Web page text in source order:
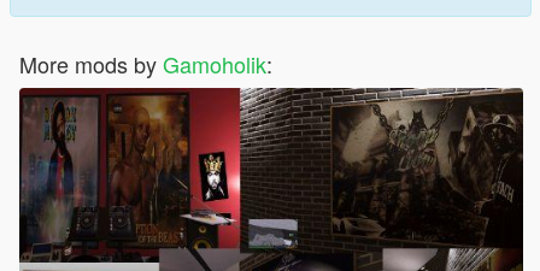
More mods byGamoholik: